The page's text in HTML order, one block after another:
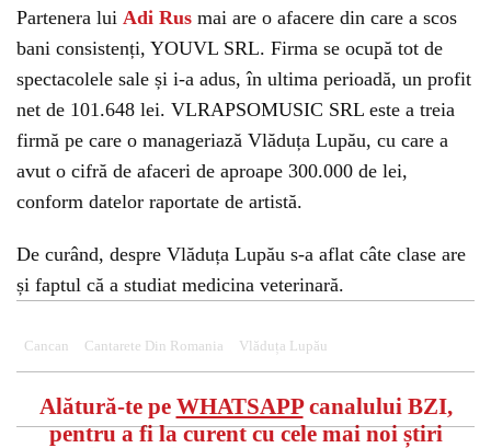
Partenera lui Adi Rus mai are o afacere din care a scos
bani consistenți, YOUVL SRL. Firma se ocupă tot de
spectacolele sale și i-a adus, în ultima perioadă, un profit
net de 101.648 lei. VLRAPSOMUSIC SRL este a treia
firmă pe care o manageriază Vlăduța Lupău, cu care a
avut o cifră de afaceri de aproape 300.000 de lei,
conform datelor raportate de artistă.
De curând, despre Vlăduța Lupău s-a aflat câte clase are
și faptul că a studiat medicina veterinară.
Cancan Cantarete Din Romania Vlăduța Lupău
Alătură-te pe WHATSAPPcanalului BZI,
pentru a fi la curent cu cele mai noi știri